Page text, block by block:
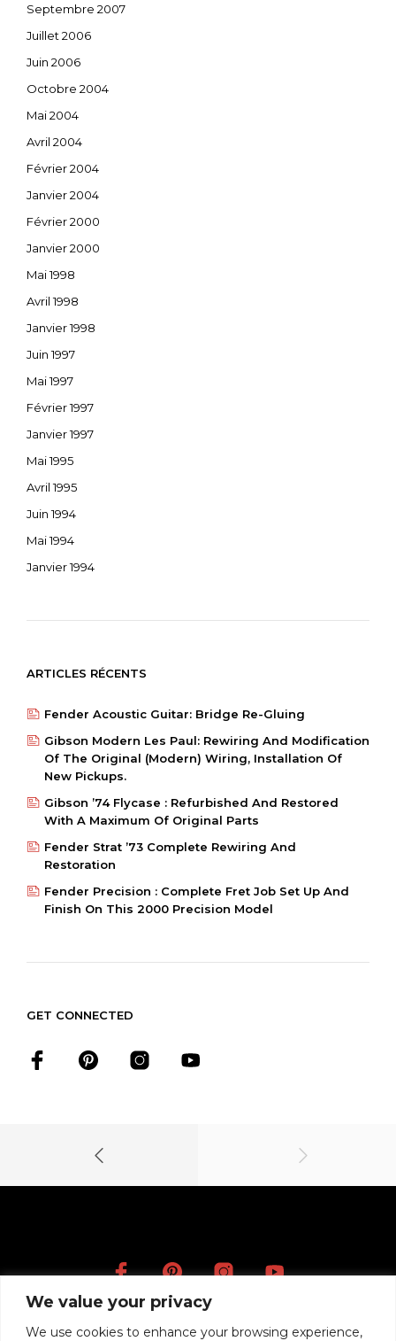
We value your privacy
We use cookies to enhance your browsing experience,
Septembre 2007
Juillet 2006
Juin 2006
Octobre 2004
Mai 2004
Avril 2004
Février 2004
Janvier 2004
Février 2000
Janvier 2000
Mai 1998
Avril 1998
Janvier 1998
Juin 1997
Mai 1997
Février 1997
Janvier 1997
Mai 1995
Avril 1995
Juin 1994
Mai 1994
Janvier 1994
ARTICLES RÉCENTS
Fender Acoustic Guitar: Bridge Re-Gluing
Gibson Modern Les Paul: Rewiring And Modification
Of The Original (modern) Wiring, Installation Of
New Pickups.
Gibson ’74 Flycase : Refurbished And Restored
With A Maximum Of Original Parts
Fender Strat ’73 Complete Rewiring And
Restoration
Fender Precision : Complete Fret Job Set Up And
Finish On This 2000 Precision Model
GET CONNECTED
Artists